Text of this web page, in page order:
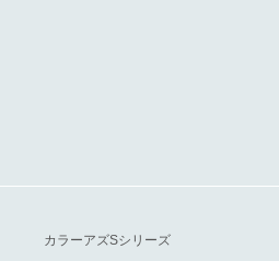
カラーアズSシリーズ